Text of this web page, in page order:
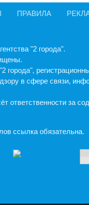
ПРАВИЛА
"2 города".
города",
в сфере связи,
ответственности за
ссылка обязательна.